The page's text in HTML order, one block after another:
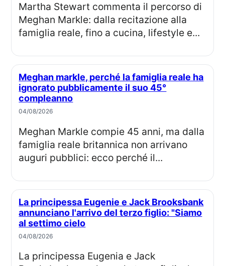
Martha Stewart commenta il percorso di
Meghan Markle: dalla recitazione alla
famiglia reale, fino a cucina, lifestyle e...
Meghan markle, perché la famiglia reale ha
ignorato pubblicamente il suo 45°
compleanno
04/08/2026
Meghan Markle compie 45 anni, ma dalla
famiglia reale britannica non arrivano
auguri pubblici: ecco perché il...
La principessa Eugenie e Jack Brooksbank
annunciano l'arrivo del terzo figlio: "Siamo
al settimo cielo
04/08/2026
La principessa Eugenia e Jack